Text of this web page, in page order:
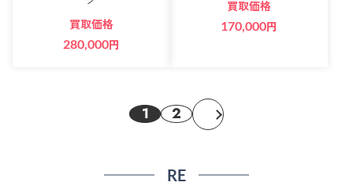
買取価格
280,000円
買取価格
170,000円
1 2
RE